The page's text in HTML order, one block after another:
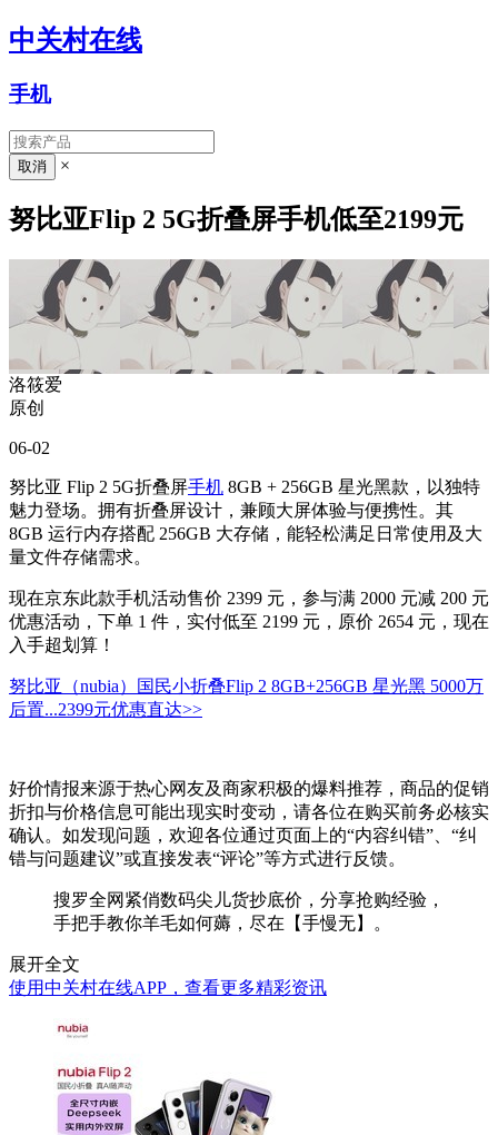
中关村在线
手机
×
努比亚Flip 2 5G折叠屏手机低至2199元
洛筱爱
原创
06-02
努比亚 Flip 2 5G折叠屏手机 8GB + 256GB 星光黑款，以独特
魅力登场。拥有折叠屏设计，兼顾大屏体验与便携性。其
8GB 运行内存搭配 256GB 大存储，能轻松满足日常使用及大
量文件存储需求。
现在京东此款手机活动售价 2399 元，参与满 2000 元减 200 元
优惠活动，下单 1 件，实付低至 2199 元，原价 2654 元，现在
入手超划算！
努比亚（nubia）国民小折叠Flip 2 8GB+256GB 星光黑 5000万
后置...2399元优惠直达>>
好价情报来源于热心网友及商家积极的爆料推荐，商品的促销
折扣与价格信息可能出现实时变动，请各位在购买前务必核实
确认。如发现问题，欢迎各位通过页面上的“内容纠错”、“纠
错与问题建议”或直接发表“评论”等方式进行反馈。
搜罗全网紧俏数码尖儿货抄底价，分享抢购经验，
手把手教你羊毛如何薅，尽在【手慢无】。
展开全文
使用中关村在线APP，查看更多精彩资讯